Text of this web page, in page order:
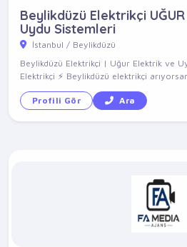
Beylikdüzü Elektrikçi
Uydu Sistemleri
İstanbul / Beylikdüzü
Beylikdüzü Elektrikçi | Uğur Elektrik ve
Elektrikçi ⚡ Beylikdüzü elektrikçi
Profili Gör Ara